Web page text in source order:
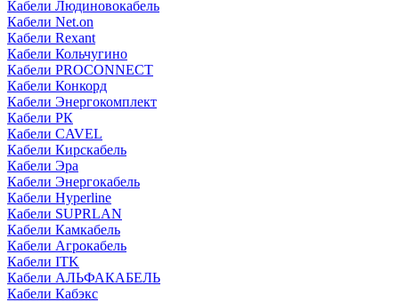
Кабели Людиновокабель
Кабели Net.on
Кабели Rexant
Кабели Кольчугино
Кабели PROCONNECT
Кабели Конкорд
Кабели Энергокомплект
Кабели РК
Кабели CAVEL
Кабели Кирскабель
Кабели Эра
Кабели Энергокабель
Кабели Hyperline
Кабели SUPRLAN
Кабели Камкабель
Кабели Агрокабель
Кабели ITK
Кабели АЛЬФАКАБЕЛЬ
Кабели Кабэкс